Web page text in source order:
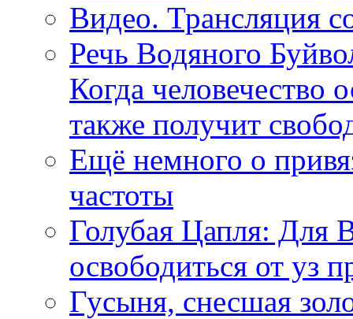
Видео. Трансляция
Речь Водяного
Когда человечество
также получит
Ещё немного о
частоты
Голубая Цапля: Для
освободиться от уз
Гусыня, снесшая